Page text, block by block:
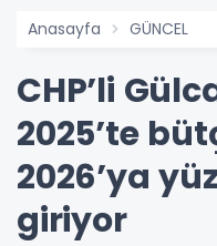
Anasayfa GÜNCEL
CHP’li
2025’te
2026’ya
giriyor